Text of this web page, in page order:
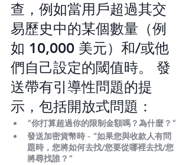
查，例如當用戶超過其交
易歷史中的某個數量（例
如 10,000 美元）和/或他
們自己設定的閾值時。 發
送帶有引導性問題的提
示，包括開放式問題：
“你打算超過你的限制金額嗎？為什麼？”
發送加密貨幣時 - “如果您與收款人有問
題時，您將如何去找/您要從哪裡去找/您
將尋找誰？”